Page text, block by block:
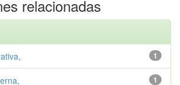
relacionadas
1
1